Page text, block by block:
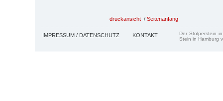
druckansicht / Seitenanfang
IMPRESSUM / DATENSCHUTZ KONTAKT
Der Stolperstein
Stein in Hamburg